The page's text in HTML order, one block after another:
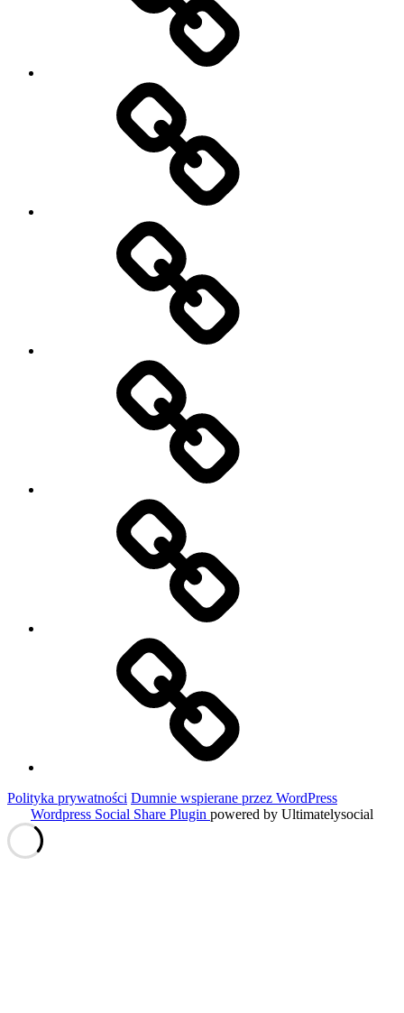
Polityka prywatności Dumnie wspierane przez WordPress
Wordpress Social Share Plugin powered by Ultimatelysocial